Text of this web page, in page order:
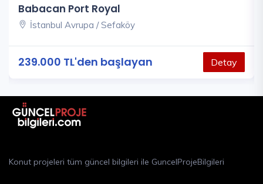
Babacan Port Royal
İstanbul Avrupa / Sefaköy
239.000 TL'den başlayan Detay
Konut projeleri tüm güncel bilgileri ile GuncelProjeBilgileri